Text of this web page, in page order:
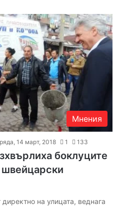
Мнения
14 март, 2018 1 133
боклуците
швейцарски
на улицата, веднага